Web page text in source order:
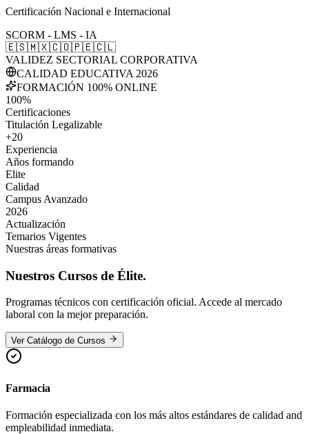
Certificación Nacional e Internacional
SCORM - LMS - IA
🇪🇸🇲🇽🇨🇴🇵🇪🇨🇱
VALIDEZ SECTORIAL CORPORATIVA
CALIDAD EDUCATIVA 2026
FORMACIÓN 100% ONLINE
100%
Certificaciones
Titulación Legalizable
+20
Experiencia
Años formando
Elite
Calidad
Campus Avanzado
2026
Actualización
Temarios Vigentes
Nuestras áreas formativas
Nuestros Cursos de Élite.
Programas técnicos con certificación oficial. Accede al mercado
laboral con la mejor preparación.
Ver Catálogo de Cursos
Farmacia
Formación especializada con los más altos estándares de calidad and
empleabilidad inmediata.